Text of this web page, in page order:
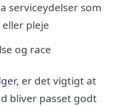
serviceydelser som
pleje
og race
er det vigtigt at
bliver passet godt